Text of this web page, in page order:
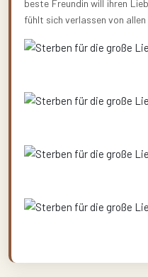
beste Freundin will ihren
fühlt sich verlassen von allen